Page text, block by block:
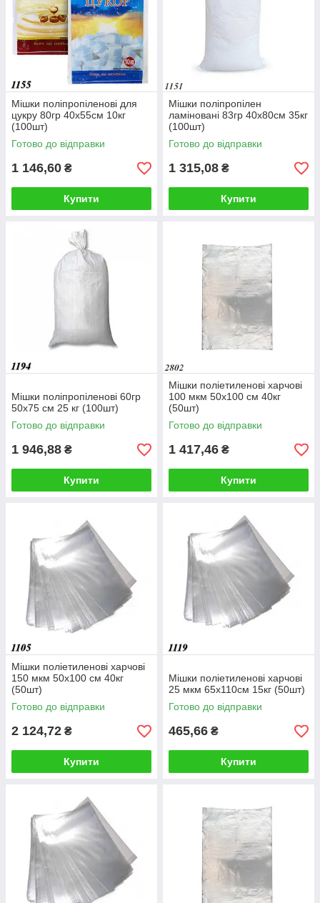
Мішки поліпропіленові для
цукру 80гр 40х55см 10кг
(100шт)
Готово до відправки
1 146,60 ₴
Купити
Мішки поліпропілен
ламіновані 83гр 40х80см 35кг
(100шт)
Готово до відправки
1 315,08 ₴
Купити
Мішки поліпропіленові 60гр
50х75 см 25 кг (100шт)
Готово до відправки
1 946,88 ₴
Купити
Мішки поліетиленові харчові
100 мкм 50х100 см 40кг
(50шт)
Готово до відправки
1 417,46 ₴
Купити
Мішки поліетиленові харчові
150 мкм 50х100 см 40кг
(50шт)
Готово до відправки
2 124,72 ₴
Купити
Мішки поліетиленові харчові
25 мкм 65х110см 15кг (50шт)
Готово до відправки
465,66 ₴
Купити